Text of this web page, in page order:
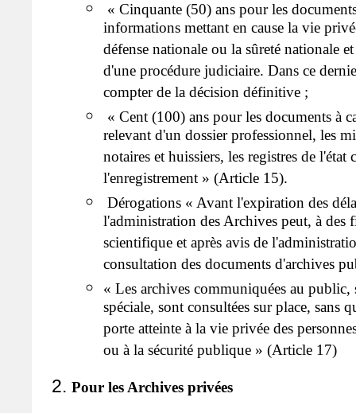
« Cinquante (50) ans pour les
informations mettant en cause la vie
défense nationale ou la sûreté nationale
d'une procédure judiciaire. Dans ce
compter de la décision définitive ;
« Cent (100) ans pour les documents à
relevant d'un dossier professionnel, les
notaires et huissiers, les registres de l'état
l'enregistrement » (Article 15).
Dérogations « Avant l'expiration des
l'administration des Archives peut, à des
scientifique et après avis de
consultation des documents d'archives
« Les archives communiquées au public,
spéciale, sont consultées sur place, sans
porte atteinte à la vie privée des
ou à la sécurité publique » (Article 17)
Pour les Archives privées